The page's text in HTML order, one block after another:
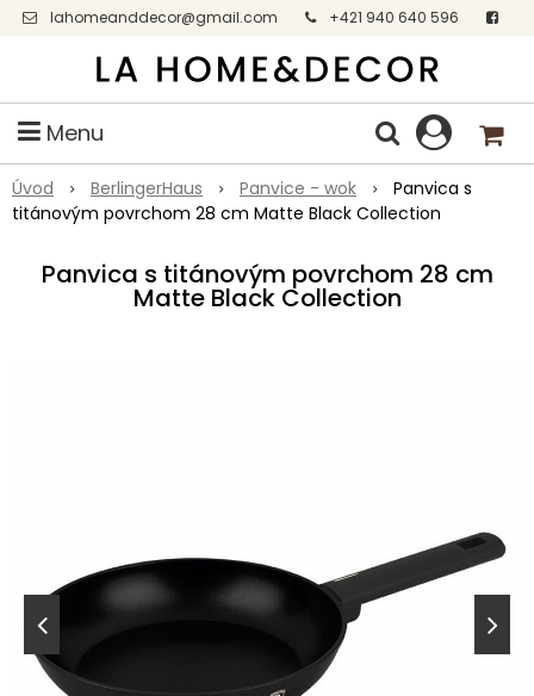
lahomeanddecor@gmail.com
+421 940 640 596
Facebook
Menu
Úvod BerlingerHaus Panvice - wok
Panvica s
titánovým povrchom 28 cm Matte Black Collection
Panvica s titánovým povrchom 28 cm
Matte Black Collection